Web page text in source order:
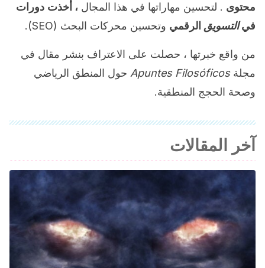
محتوى . لتحسين مهاراتها في هذا المجال ، أخذت دورات
فيالتسويق الرقمي وتحسين محركات البحث (SEO).
من واقع خبرتها ، حصلت على الاعتراف بنشر مقال في
مجلةApuntes Filosóficos حول المنطق الرياضي
وصحة الحجج المنطقية.
آخر المقالات